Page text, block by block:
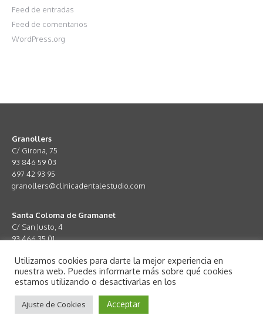
Feed de entradas
Feed de comentarios
WordPress.org
Granollers
C/ Girona, 75
93 846 59 03
697 42 93 95
granollers@clinicadentalestudio.com
Santa Coloma de Gramanet
C/ San Justo, 4
93 466 35 01
santacoloma@clinicadentalestudio.com
Aviso legal·Política de Privacidad
Utilizamos cookies para darte la mejor experiencia en
nuestra web. Puedes informarte más sobre qué cookies
estamos utilizando o desactivarlas en los
Ajuste de Cookies Acceptar